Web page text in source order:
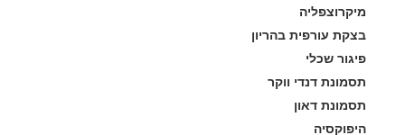
מיקרוצפליה
בצקת עורפית בהריון
פיגור שכלי
תסמונת דנדי ווקר
תסמונת דאון
היפוקסיה